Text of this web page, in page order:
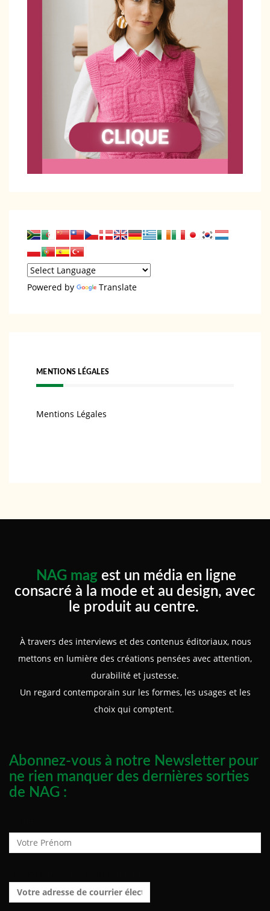
Powered by Translate
MENTIONS LÉGALES
Mentions Légales
NAG mag est un média en ligne
consacré à la mode et au design, avec
le produit au centre.
À travers des interviews et des contenus éditoriaux, nous
mettons en lumière des créations pensées avec attention,
durabilité et justesse.
Un regard contemporain sur les formes, les usages et les
choix qui comptent.
Abonnez-vous à notre Newsletter pour
ne rien manquer des dernières sorties
de NAG :